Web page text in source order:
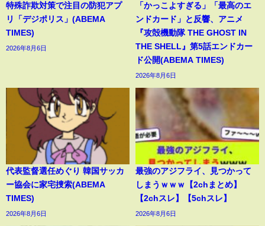
特殊詐欺対策で注目の防犯アプ
リ「デジポリス」(ABEMA
TIMES)
2026年8月6日
「かっこよすぎる」「最高のエ
ンドカード」と反響、アニメ
『攻殻機動隊 THE GHOST IN
THE SHELL』第5話エンドカー
ド公開(ABEMA TIMES)
2026年8月6日
代表監督選任めぐり 韓国サッカ
ー協会に家宅捜索(ABEMA
TIMES)
2026年8月6日
最強のアジフライ、見つかって
しまうｗｗｗ【2chまとめ】
【2chスレ】【5chスレ】
2026年8月6日